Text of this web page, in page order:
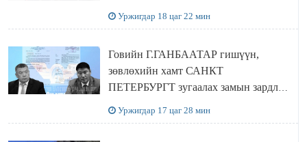
Уржигдар 18 цаг 22 мин
Говийн Г.ГАНБААТАР гишүүн,
зөвлөхийн хамт САНКТ
ПЕТЕРБУРГТ зугаалах замын зардлаа
Уржигдар 17 цаг 28 мин